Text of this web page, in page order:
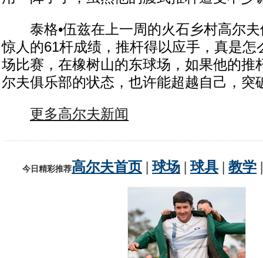
泰格•伍兹在上一周的火石乡村高尔夫
惊人的61杆成绩，推杆得以应手，真是怎
场比赛，在橡树山的东球场，如果他的推
尔夫俱乐部的状态，也许能超越自己，突
更多高尔夫新闻